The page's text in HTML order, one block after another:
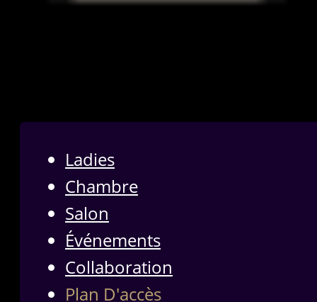
Ladies
Chambre
Salon
Événements
Collaboration
Plan D'accès